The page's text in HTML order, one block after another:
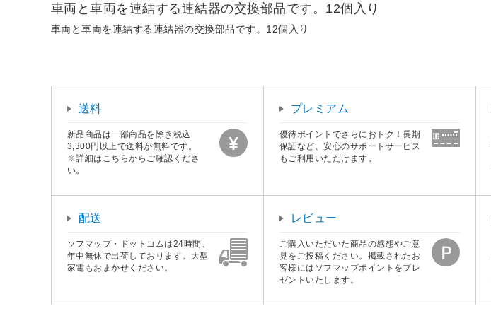
車両と車両を連結する連結器の交換部品です。12個入り
車両と車両を連結する連結器の交換部品です。12個入り
送料
新品商品は一部商品を除き税込
3,300円以上で送料が無料です。
※詳細はこちらからご確認くださ
い。
プレミアム
優待ポイントでさらにおトク！長期
保証など、安心のサポートサービス
もご利用いただけます。
配送
ソフマップ・ドットコムは24時間、
年中無休で出荷しております。大型
家電もおまかせください。
レビュー
ご購入いただいた商品の感想やご意
見をご投稿ください。掲載されたお
客様にはソフマップポイントをプレ
ゼントいたします。